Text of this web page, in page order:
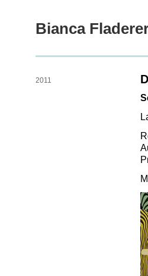
Bianca
2011